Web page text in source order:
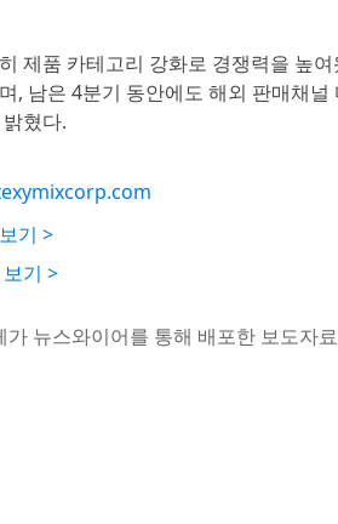
제품 카테고리 강화로 경쟁력을 높
, 남은 4분기 동안에도 해외 판매채
혔다.
기 >
기 >
가 뉴스와이어를 통해 배포한 보도자